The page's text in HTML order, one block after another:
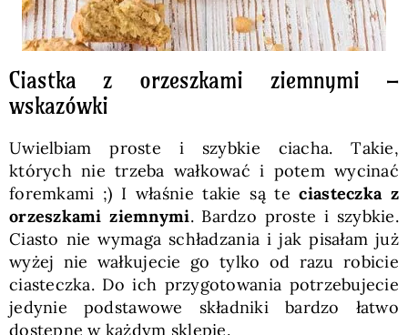
Ciastka z orzeszkami ziemnymi –
wskazówki
Uwielbiam proste i szybkie ciacha. Takie,
których nie trzeba wałkować i potem wycinać
foremkami ;) I właśnie takie są teciasteczka z
orzeszkami ziemnymi. Bardzo proste i szybkie.
Ciasto nie wymaga schładzania i jak pisałam już
wyżej nie wałkujecie go tylko od razu robicie
ciasteczka. Do ich przygotowania potrzebujecie
jedynie podstawowe składniki bardzo łatwo
dostępne w każdym sklepie.